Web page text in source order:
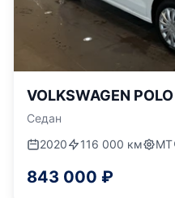
VOLKSWAGEN POLO
Седан
2020
116 000 км МТ
843 000 ₽